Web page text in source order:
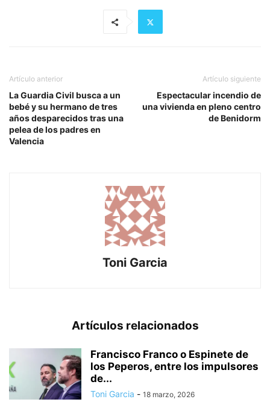
Artículo anterior
La Guardia Civil busca a un
bebé y su hermano de tres
años desparecidos tras una
pelea de los padres en
Valencia
Artículo siguiente
Espectacular incendio de
una vivienda en pleno centro
de Benidorm
Toni Garcia
Artículos relacionados
Francisco Franco o Espinete de
los Peperos, entre los impulsores
de...
Toni Garcia - 18 marzo, 2026